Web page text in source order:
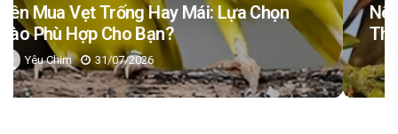
Nên Cho Chim Ăn Gì? Gợi Ý Một Số Nhóm
Thức Ăn Dành Cho Chim
Phương Minh 31/07/2026